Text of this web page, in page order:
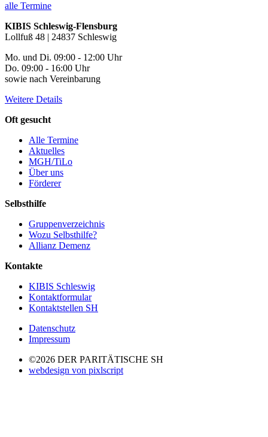
alle Termine
KIBIS Schleswig-Flensburg
Lollfuß 48 | 24837 Schleswig
Mo. und Di. 09:00 - 12:00 Uhr
Do. 09:00 - 16:00 Uhr
sowie nach Vereinbarung
Weitere Details
Oft gesucht
Alle Termine
Aktuelles
MGH/TiLo
Über uns
Förderer
Selbsthilfe
Gruppenverzeichnis
Wozu Selbsthilfe?
Allianz Demenz
Kontakte
KIBIS Schleswig
Kontaktformular
Kontaktstellen SH
Datenschutz
Impressum
©2026 DER PARITÄTISCHE SH
webdesign von pixlscript